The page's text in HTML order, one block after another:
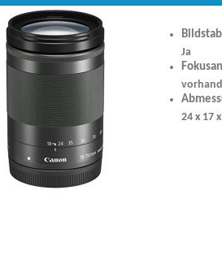
Ja
24 x 17